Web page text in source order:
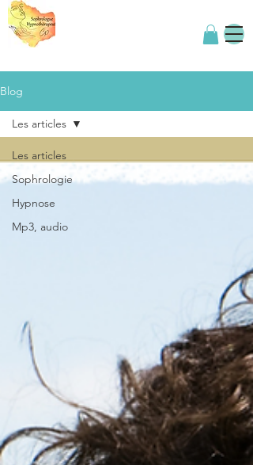
Blog
Les articles
Sophrologie
Hypnose
Mp3, audio
Les articles